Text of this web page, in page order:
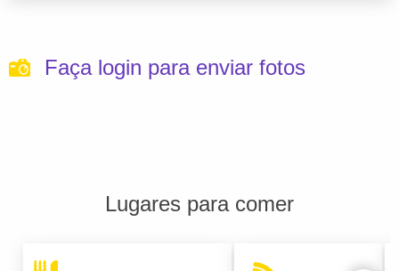
Faça login para enviar fotos
Lugares para comer